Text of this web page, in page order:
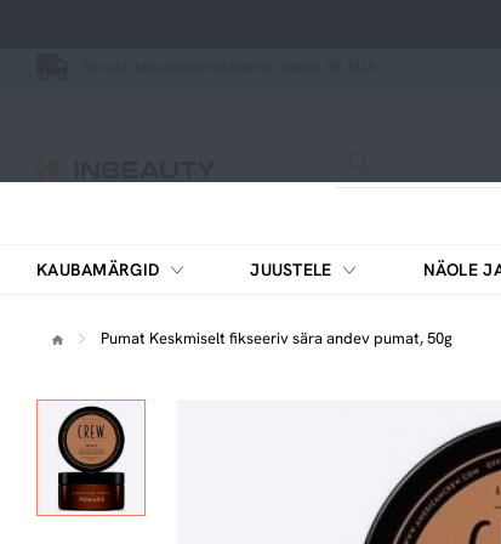
KAUBAMÄRGID JUUSTELE NÄOLE
Pumat Keskmiselt fikseeriv sära andev pumat, 50g